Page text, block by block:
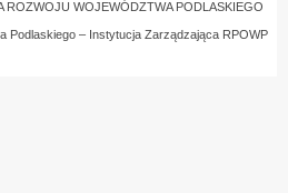
ROZWOJU WOJEWÓDZTWA PODLASKIEGO
Podlaskiego – Instytucja Zarządzająca RPOWP